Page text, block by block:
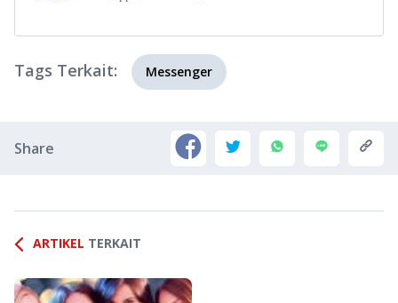
Tags Terkait: Messenger
Share
ARTIKEL TERKAIT